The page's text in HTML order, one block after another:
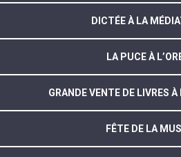
DICTÉE À LA
LA PUCE À
GRANDE VENTE DE LIVRES
FÊTE DE LA